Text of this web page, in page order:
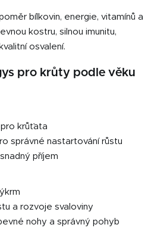
y
v
ý
i
bílkovin, energie, vitamínů a
kostru, silnou imunitu,
osvalení.
pro krůty podle věku
krůťata
správné nastartování růstu
příjem
a rozvoje svaloviny
nohy a správný pohyb